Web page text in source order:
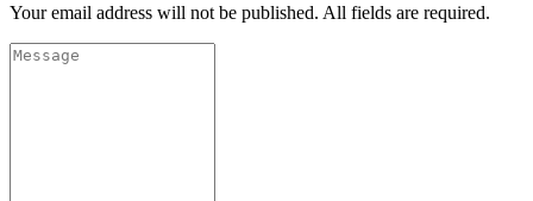
Your email address will not be published. All fields are required.